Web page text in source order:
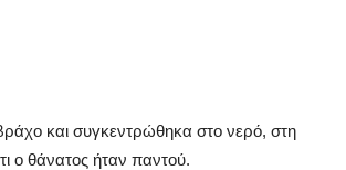
και συγκεντρώθηκα στο νερό, στη
ο θάνατος ήταν παντού.